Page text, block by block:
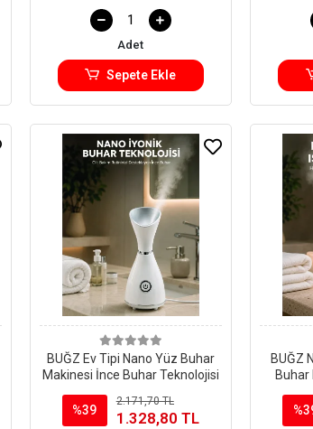
Adet
Sepete Ekle
BUĞZ Ev Tipi Nano Yüz Buhar
Makinesi İnce Buhar Teknolojisi
%39
2.171,70 TL
1.328,80 TL
BUĞZ
Buhar